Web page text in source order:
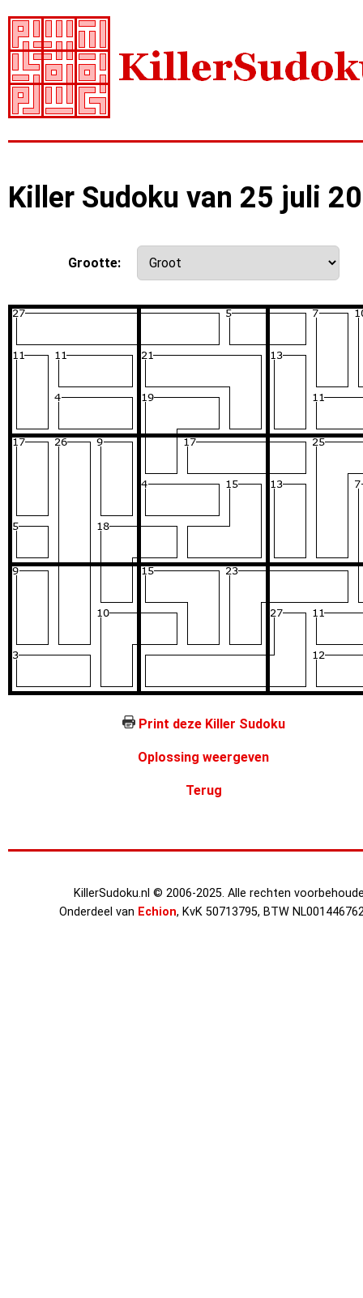
Killer Sudoku van 25 juli
Grootte:
Print deze Killer Sudoku
Oplossing weergeven
Terug
KillerSudoku.nl © 2006-2025. Alle rechten
Onderdeel van Echion, KvK 50713795, BTW